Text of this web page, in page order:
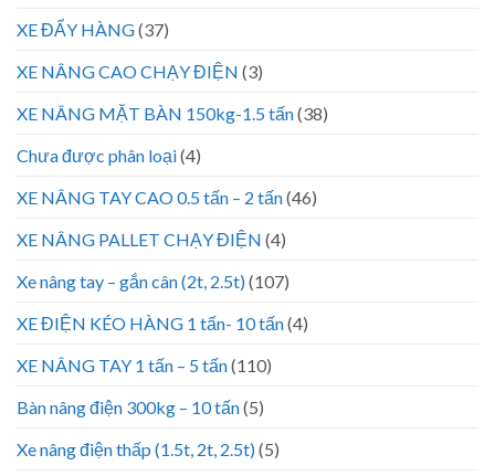
XE ĐẨY HÀNG(37)
XE NÂNG CAO CHẠY ĐIỆN (3)
XE NÂNG MẶT BÀN 150kg-1.5 tấn(38)
Chưa được phân loại(4)
XE NÂNG TAY CAO 0.5 tấn – 2 tấn(46)
XE NÂNG PALLET CHẠY ĐIỆN (4)
Xe nâng tay – gắn cân (2t, 2.5t)(107)
XE ĐIỆN KÉO HÀNG 1 tấn- 10 tấn(4)
XE NÂNG TAY 1 tấn – 5 tấn(110)
Bàn nâng điện 300kg – 10 tấn(5)
Xe nâng điện thấp (1.5t, 2t, 2.5t)(5)